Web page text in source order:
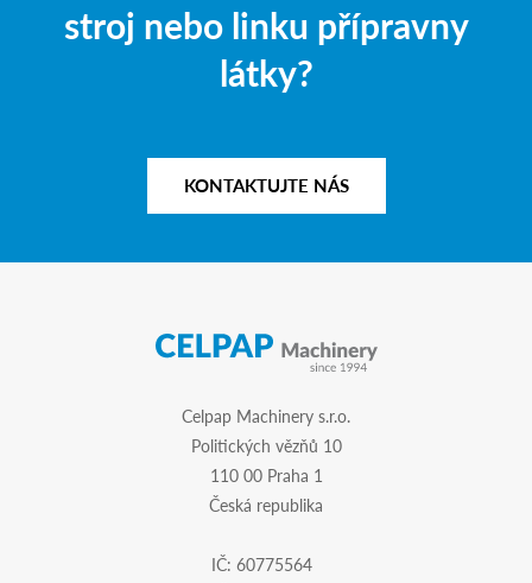
stroj nebo linku přípravny
látky?
KONTAKTUJTE NÁS
Celpap Machinery s.r.o.
Politických vězňů 10
110 00 Praha 1
Česká republika
IČ: 60775564